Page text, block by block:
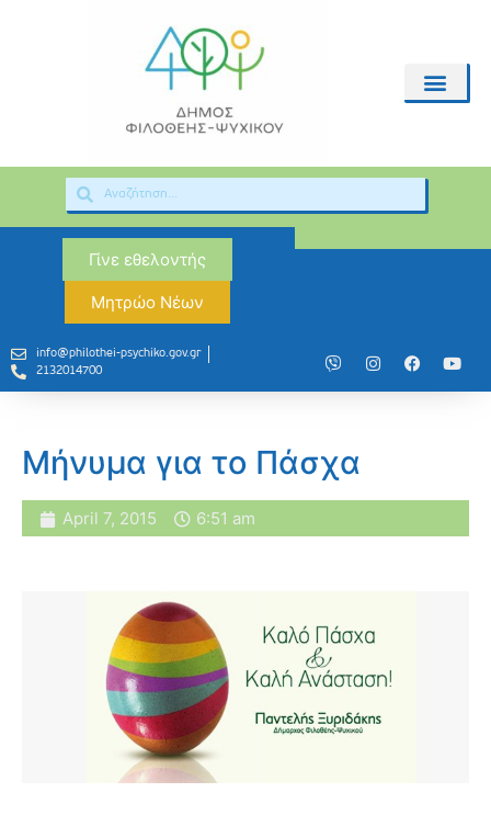
Γίνε εθελοντής
Μητρώο Νέων
info@philothei-psychiko.gov.gr
2132014700
Μήνυμα για το Πάσχα
April 7, 2015 6:51 am